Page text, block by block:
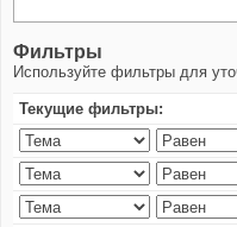
Фильтры
Используйте фильтры для
Текущие фильтры: